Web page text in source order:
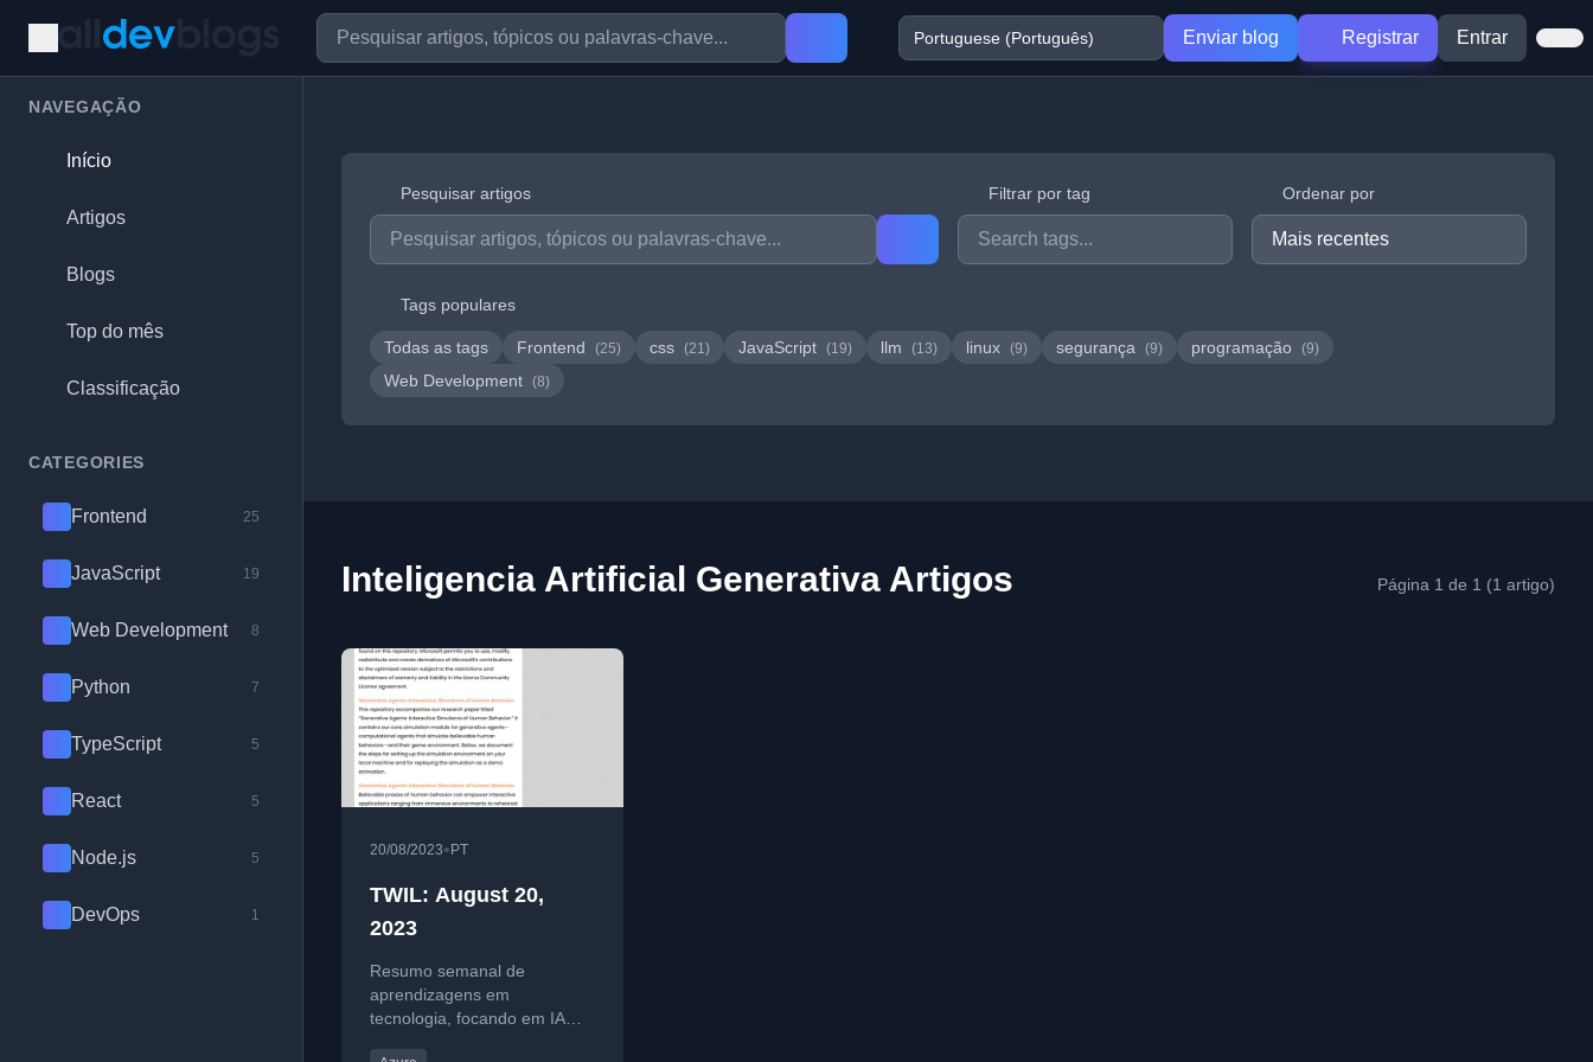
Enviar blog Registrar Entrar
NAVEGAÇÃO
Início
Artigos
Blogs
Top do mês
Classificação
CATEGORIES
Frontend 25
JavaScript 19
Web Development 8
Python 7
TypeScript 5
React 5
Node.js 5
DevOps 1
Pesquisar artigos Filtrar por tag Ordenar por
Tags populares
Todas as tags Frontend (25) css (21) JavaScript (19) llm (13) linux (9) segurança (9) programação (9)
Web Development (8)
Inteligencia Artificial Generativa Artigos Página 1 de 1 (1 artigo)
20/08/2023• PT
TWIL: August 20,
2023
Resumo semanal de
aprendizagens em
tecnologia, focando em IA